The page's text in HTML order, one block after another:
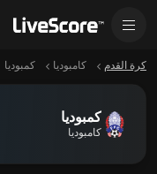
كرة القدم كامبوديا كمبوديا
كمبوديا
كامبوديا